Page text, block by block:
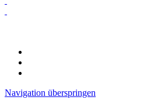
Navigation überspringen